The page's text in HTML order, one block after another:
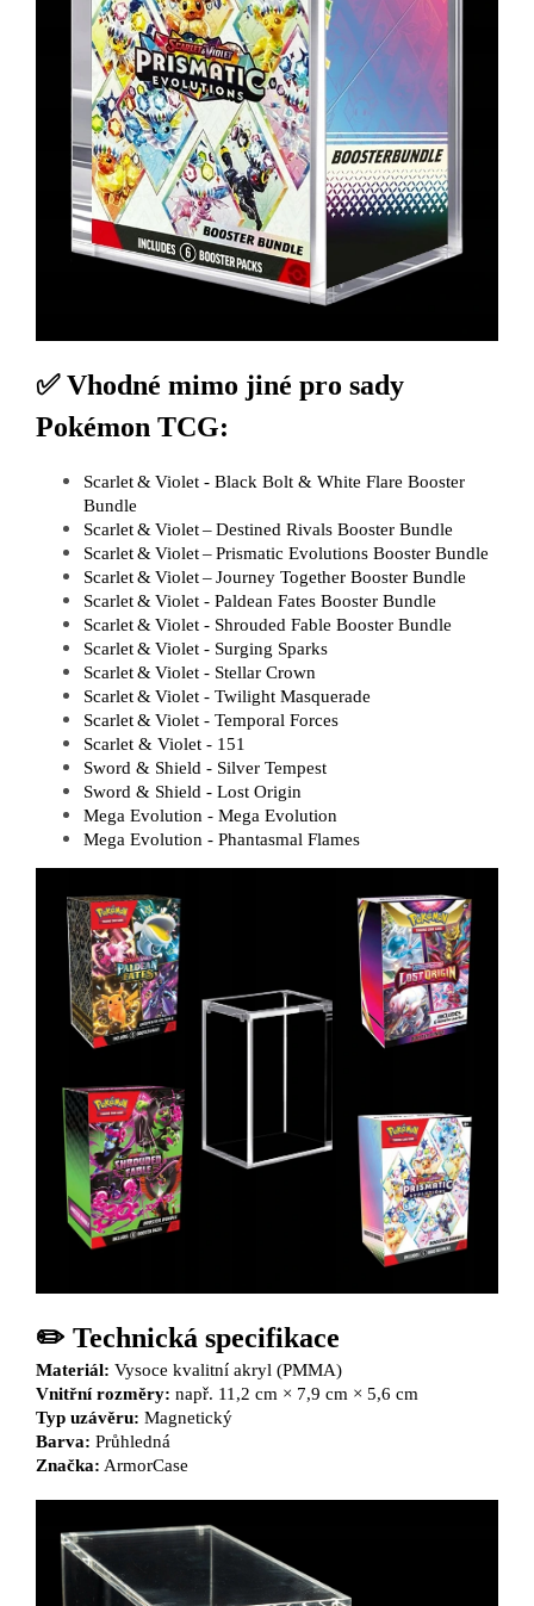
✅ Vhodné mimo jiné pro sady
Pokémon TCG:
Scarlet & Violet - Black Bolt & White Flare Booster
Bundle
Scarlet & Violet – Destined Rivals Booster Bundle
Scarlet & Violet – Prismatic Evolutions Booster Bundle
Scarlet & Violet – Journey Together Booster Bundle
Scarlet & Violet - Paldean Fates Booster Bundle
Scarlet & Violet - Shrouded Fable Booster Bundle
Scarlet & Violet - Surging Sparks
Scarlet & Violet - Stellar Crown
Scarlet & Violet - Twilight Masquerade
Scarlet & Violet - Temporal Forces
Scarlet & Violet - 151
Sword & Shield - Silver Tempest
Sword & Shield - Lost Origin
Mega Evolution - Mega Evolution
Mega Evolution - Phantasmal Flames
✏️ Technická specifikace
Materiál: Vysoce kvalitní akryl (PMMA)
Vnitřní rozměry: např. 11,2 cm × 7,9 cm × 5,6 cm
Typ uzávěru: Magnetický
Barva: Průhledná
Značka: ArmorCase